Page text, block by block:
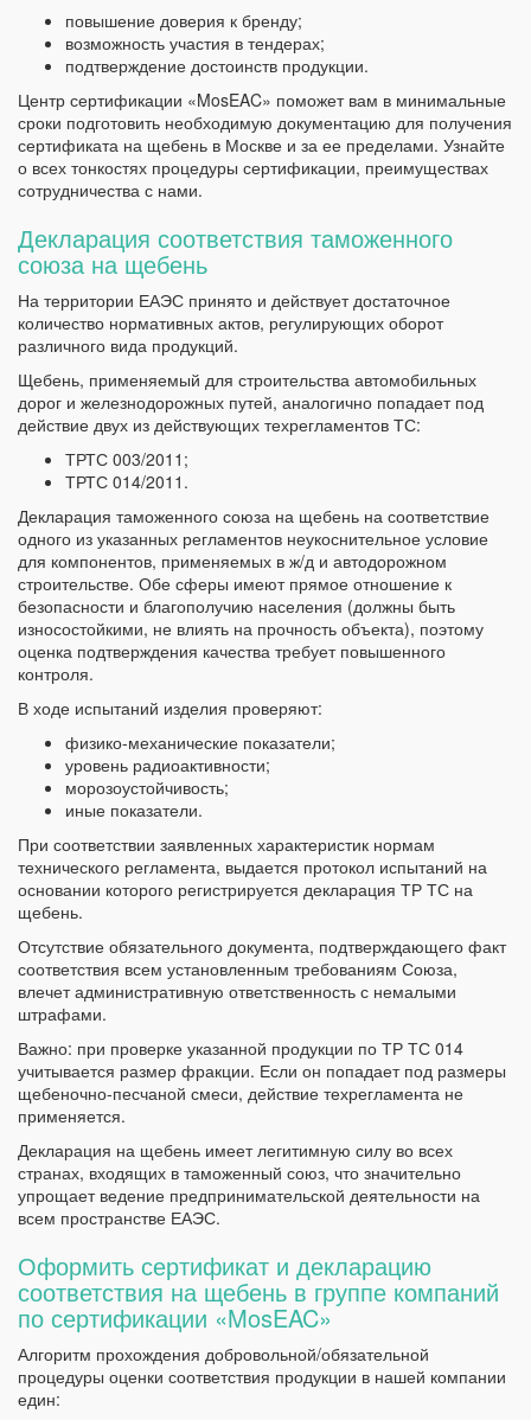
повышение доверия к бренду;
возможность участия в тендерах;
подтверждение достоинств продукции.
Центр сертификации «MosEAC» поможет вам в минимальные
сроки подготовить необходимую документацию для получения
сертификата на щебень в Москве и за ее пределами. Узнайте
о всех тонкостях процедуры сертификации, преимуществах
сотрудничества с нами.
Декларация соответствия таможенного
союза на щебень
На территории ЕАЭС принято и действует достаточное
количество нормативных актов, регулирующих оборот
различного вида продукций.
Щебень, применяемый для строительства автомобильных
дорог и железнодорожных путей, аналогично попадает под
действие двух из действующих техрегламентов ТС:
ТРТС 003/2011;
ТРТС 014/2011.
Декларация таможенного союза на щебень на соответствие
одного из указанных регламентов неукоснительное условие
для компонентов, применяемых в ж/д и автодорожном
строительстве. Обе сферы имеют прямое отношение к
безопасности и благополучию населения (должны быть
износостойкими, не влиять на прочность объекта), поэтому
оценка подтверждения качества требует повышенного
контроля.
В ходе испытаний изделия проверяют:
физико-механические показатели;
уровень радиоактивности;
морозоустойчивость;
иные показатели.
При соответствии заявленных характеристик нормам
технического регламента, выдается протокол испытаний на
основании которого регистрируется декларация ТР ТС на
щебень.
Отсутствие обязательного документа, подтверждающего факт
соответствия всем установленным требованиям Союза,
влечет административную ответственность с немалыми
штрафами.
Важно: при проверке указанной продукции по ТР ТС 014
учитывается размер фракции. Если он попадает под размеры
щебеночно-песчаной смеси, действие техрегламента не
применяется.
Декларация на щебень имеет легитимную силу во всех
странах, входящих в таможенный союз, что значительно
упрощает ведение предпринимательской деятельности на
всем пространстве ЕАЭС.
Оформить сертификат и декларацию
соответствия на щебень в группе компаний
по сертификации «MosEAC»
Алгоритм прохождения добровольной/обязательной
процедуры оценки соответствия продукции в нашей компании
един: